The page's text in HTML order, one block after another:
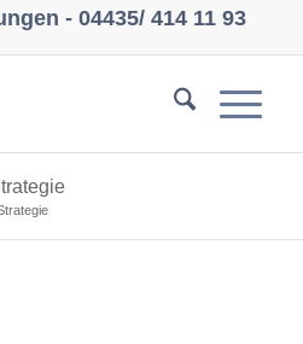
- 04435/ 414 11 93